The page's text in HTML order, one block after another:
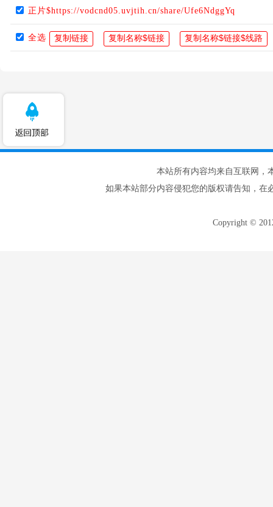
正片$https://vodcnd05.uvjtih.cn/share/Ufe6NdggYq
全选
本站所有内容均来自互联网，
如果本站部分内容侵犯您的版权请告知，在
Copyright ©